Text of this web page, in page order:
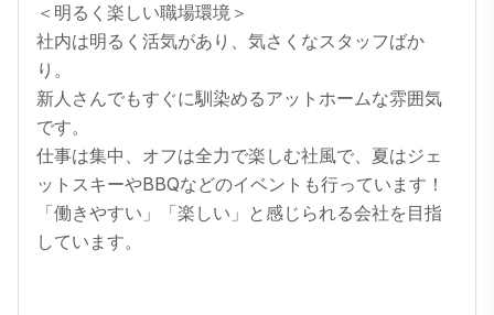
＜明るく楽しい職場環境＞
社内は明るく活気があり、気さくなスタッフばか
り。
新人さんでもすぐに馴染めるアットホームな雰囲気
です。
仕事は集中、オフは全力で楽しむ社風で、夏はジェ
ットスキーやBBQなどのイベントも行っています！
「働きやすい」「楽しい」と感じられる会社を目指
しています。